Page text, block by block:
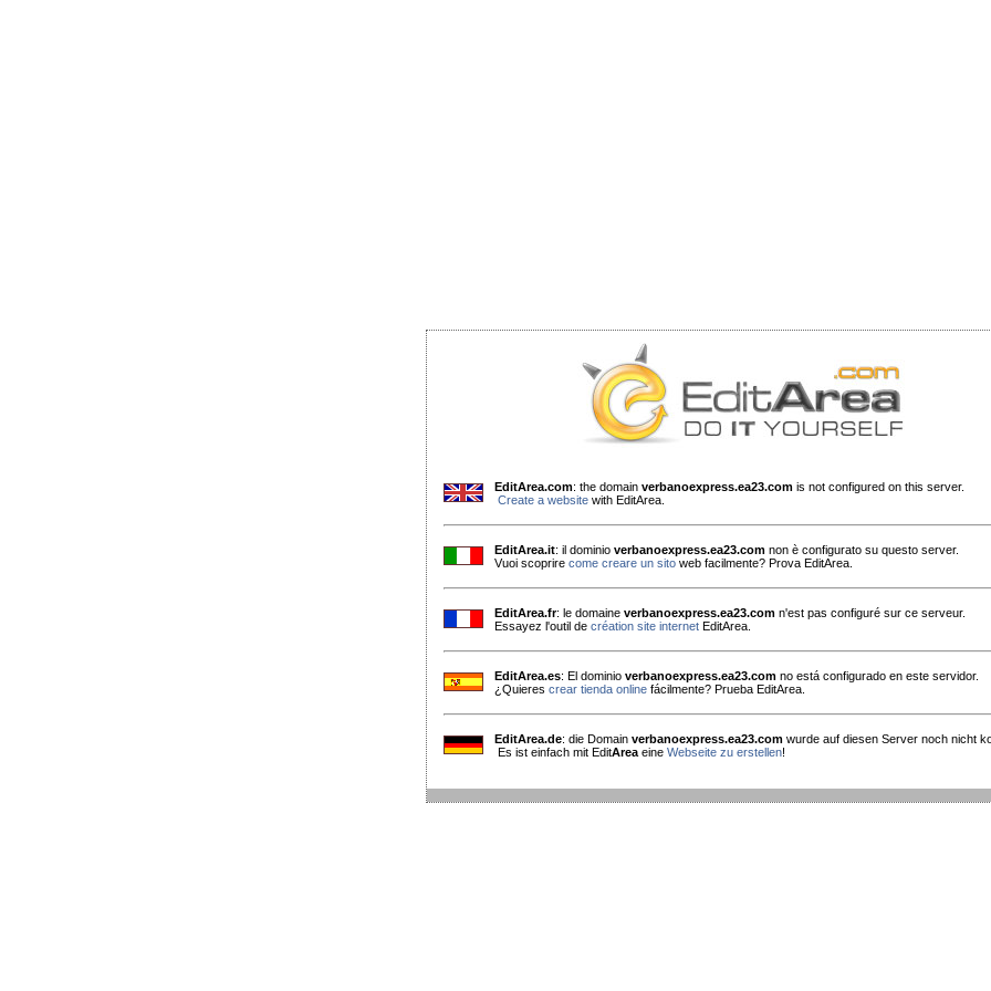
EditArea.com: the domain verbanoexpress.ea23.com is not configured on this server.
Create a website with EditArea.
EditArea.it: il dominio verbanoexpress.ea23.com non è configurato su questo server.
Vuoi scoprire come creare un sito web facilmente? Prova EditArea.
EditArea.fr: le domaine verbanoexpress.ea23.com n'est pas configuré sur ce serveur.
Essayez l'outil de création site internet EditArea.
EditArea.es: El dominio verbanoexpress.ea23.com no está configurado en este servidor.
¿Quieres crear tienda online fácilmente? Prueba EditArea.
EditArea.de: die Domain verbanoexpress.ea23.com wurde auf diesen Server noch nicht
Es ist einfach mit EditArea eine Webseite zu erstellen!